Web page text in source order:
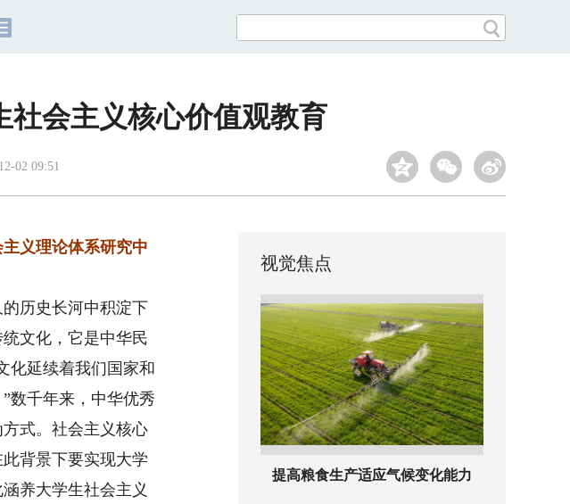
社会主义核心价值观教育
02 09:51
义理论体系研究中
历史长河中积淀下
文化，它是中华民
化延续着我们国家和
数千年来，中华优秀
式。社会主义核心
背景下要实现大学
养大学生社会主义
视觉焦点
提高粮食生产适应气候变化能力